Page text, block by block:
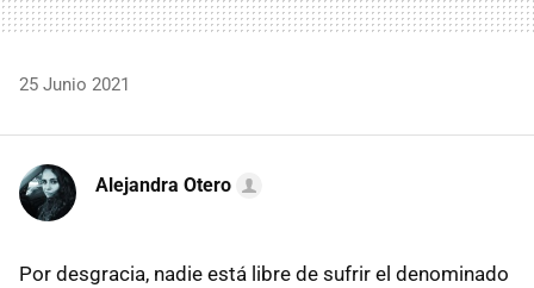
25 Junio 2021
Alejandra Otero
Por desgracia, nadie está libre de sufrir el denominado